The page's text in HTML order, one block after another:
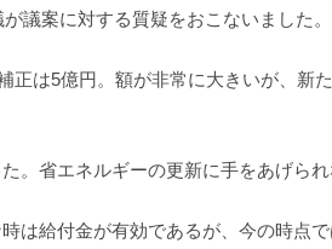
議案に対する質疑をおこないました。
は5億円。額が非常に大きいが、新
。省エネルギーの更新に手をあげら
は給付金が有効であるが、今の時点